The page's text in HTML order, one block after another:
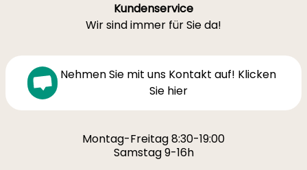
Kundenservice
Wir sind immer für Sie da!
Nehmen Sie mit uns Kontakt auf! Klicken
Sie hier
Montag-Freitag 8:30-19:00
Samstag 9-16h